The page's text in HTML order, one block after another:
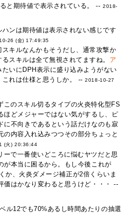
と期待値で表示されている。 --2018-
ハンは期待値は表示されない感じです
26 (金) 17:49:35
スキルなんかもそうだし、通常攻撃か
スキルは全て無視されてますね。 ア
たいにDPH表示に盛り込みようがない
これは仕様と思うしか。 --2018-10-27
このスキル切るタイプの火炎特化型FS
ほどメジャーではない気がするし、ピ
に不向きであるという話だけなのも寂
の内容入れ込みつつその部分ちょっと
(火) 20:36:44
ーで一番使いどころに悩むヤツだと思
が本当に困るから。もし今後これが
か、火炎ダメージ補正が2倍くらいま
価はかなり変わると思うけど・・・ --
ル12でも70%あるし時間あたりの抽選